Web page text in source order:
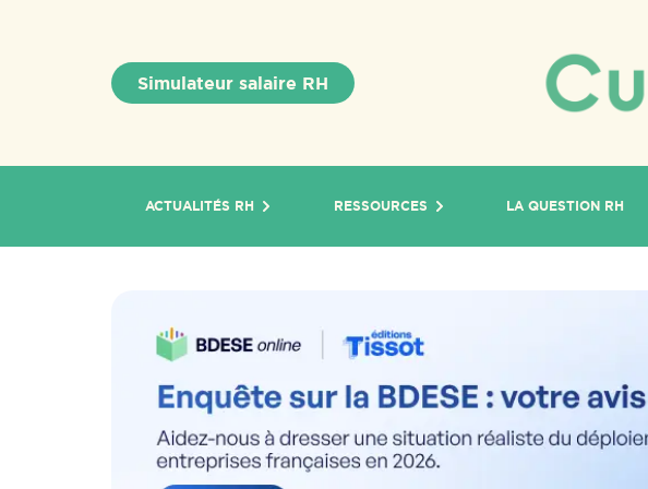
Simulateur salaire RH
ACTUALITÉS RH RESSOURCES LA QUESTION RH